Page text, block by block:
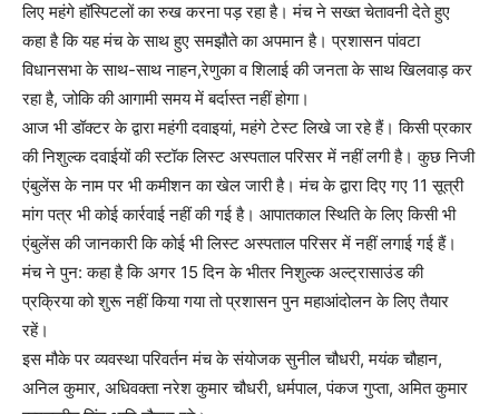
लिए महंगे हॉस्पिटलों का रुख करना पड़ रहा है। मंच ने सख्त चेतावनी देते हुए
कहा है कि यह मंच के साथ हुए समझौते का अपमान है। प्रशासन पांवटा
विधानसभा के साथ-साथ नाहन,रेणुका व शिलाई की जनता के साथ खिलवाड़ कर
रहा है, जोकि की आगामी समय में बर्दास्त नहीं होगा।
आज भी डॉक्टर के द्वारा महंगी दवाइयां, महंगे टेस्ट लिखे जा रहे हैं। किसी प्रकार
की निशुल्क दवाईयों की स्टॉक लिस्ट अस्पताल परिसर में नहीं लगी है। कुछ निजी
एंबुलेंस के नाम पर भी कमीशन का खेल जारी है। मंच के द्वारा दिए गए 11 सूत्री
मांग पत्र भी कोई कार्रवाई नहीं की गई है। आपातकाल स्थिति के लिए किसी भी
एंबुलेंस की जानकारी कि कोई भी लिस्ट अस्पताल परिसर में नहीं लगाई गई हैं।
मंच ने पुन: कहा है कि अगर 15 दिन के भीतर निशुल्क अल्ट्रासाउंड की
प्रक्रिया को शुरू नहीं किया गया तो प्रशासन पुन महाआंदोलन के लिए तैयार
रहें।
इस मौके पर व्यवस्था परिवर्तन मंच के संयोजक सुनील चौधरी, मयंक चौहान,
अनिल कुमार, अधिवक्ता नरेश कुमार चौधरी, धर्मपाल, पंकज गुप्ता, अमित कुमार